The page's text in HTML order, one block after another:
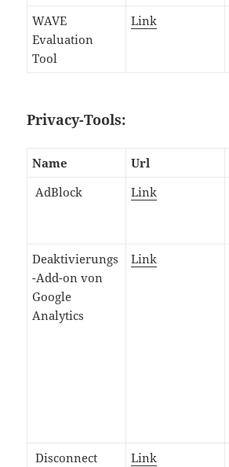
WAVE
Evaluation
Tool
Link
Privacy-Tools:
Name Url
AdBlock
Link
Deaktivierungs
-Add-on von
Google
Analytics
Link
Disconnect
Link